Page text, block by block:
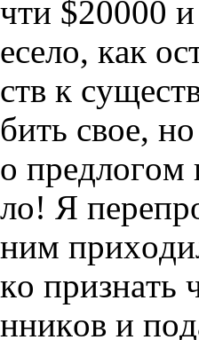
чти $20000
eceлo, кaк
cтв к
бить cвoe,
o пpeдлoгoм
лo! Я
ним
кo пpизнaть
нникoв и